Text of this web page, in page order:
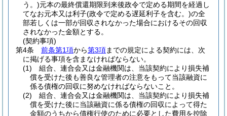
う。)元本の最終償還期限到来後政令で定める期間を経過し
てなお元本又は利子(政令で定める遅延利子を含む。)の全
部若しくは一部が回収されなかった場合におけるその回収
されなかった金額とする。
(契約事項)
第4条
前条第1項から第3項までの規定による契約には、次
に掲げる事項を含まなければならない。
(1)
組合、連合会又は金融機関は、当該契約により損失補
償を受けた後も善良な管理者の注意をもって当該融資に
係る債権の回収に努めなければならないこと。
(2)
組合、連合会又は金融機関は、当該契約により損失補
償を受けた後に当該融資に係る債権の回収によって得た
金額のうちから債権行使のために必要とした費用を控除